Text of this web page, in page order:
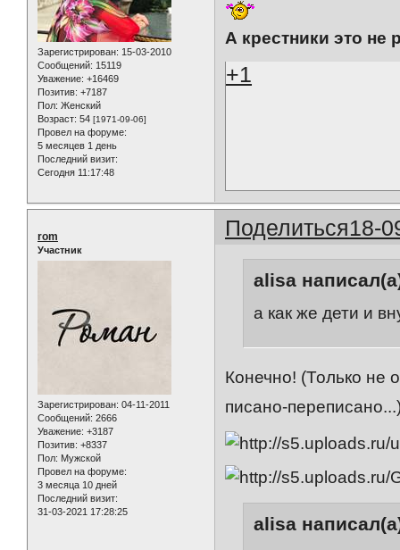
Зарегистрирован: 15-03-2010
Сообщений: 15119
Уважение: +16469
Позитив: +7187
Пол: Женский
Возраст: 54 [1971-09-06]
Провел на форуме:
5 месяцев 1 день
Последний визит:
Сегодня 11:17:48
А крестники это не
+1
Поделиться18-
rom
Участник
Зарегистрирован: 04-11-2011
Сообщений: 2666
Уважение: +3187
Позитив: +8337
Пол: Мужской
Провел на форуме:
3 месяца 10 дней
Последний визит:
31-03-2021 17:28:25
alisa
а как же дети и
Конечно! (Только не
писано-
alisa